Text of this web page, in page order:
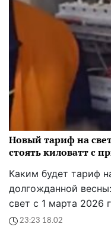
Новый тариф на
стоять киловатт с
Каким будет тариф
долгожданной
свет с 1 марта 2026
23:23 18.02